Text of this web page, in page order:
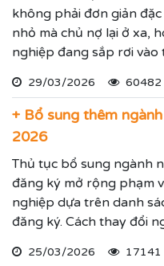
không phải đơn giản
nhỏ mà chủ nợ lại ở xa,
nghiệp đang sắp rơi vào
quyết các tranh chấp
thực hiện các yêu cầu
29/03/2026 60482
+ Bổ sung thêm
2026
Thủ tục bổ sung ngành
đăng ký mở rộng phạm
nghiệp dựa trên danh
đăng ký. Cách thay đổi
25/03/2026 17141